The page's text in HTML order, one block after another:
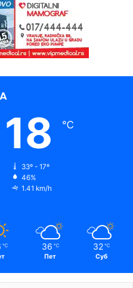
18 ℃
33º - 17º
46%
1.41 km/h
℃ 36 ℃
Пет
32 ℃
Суб